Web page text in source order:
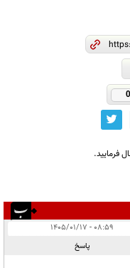
0
فرمایید.
۰۸:۵۹ - ۱۴۰۵/۰۱/۱۷
پاسخ